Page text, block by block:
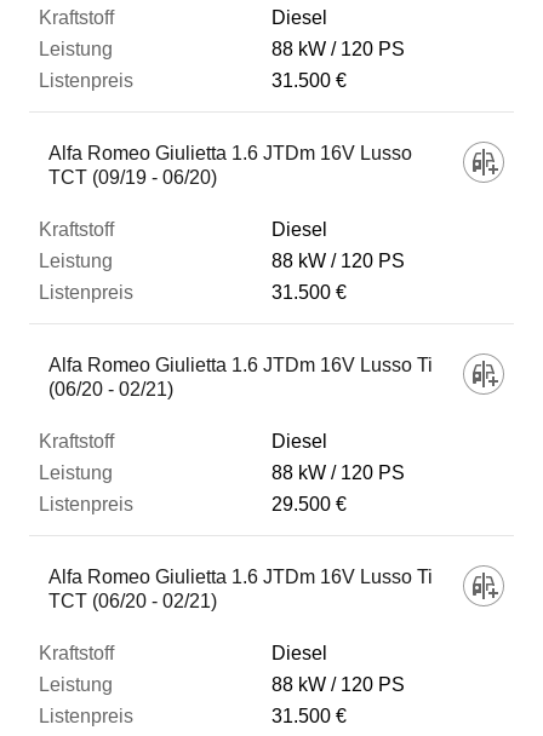
Diesel
88 kW
120 PS
31.500 €
Alfa Romeo Giulietta 1.6 JTDm 16V Lusso
TCT (09/19 - 06/20)
Diesel
88 kW
120 PS
31.500 €
Alfa Romeo Giulietta 1.6 JTDm 16V Lusso Ti
(06/20 - 02/21)
Diesel
88 kW
120 PS
29.500 €
Alfa Romeo Giulietta 1.6 JTDm 16V Lusso Ti
TCT (06/20 - 02/21)
Diesel
88 kW
120 PS
31.500 €